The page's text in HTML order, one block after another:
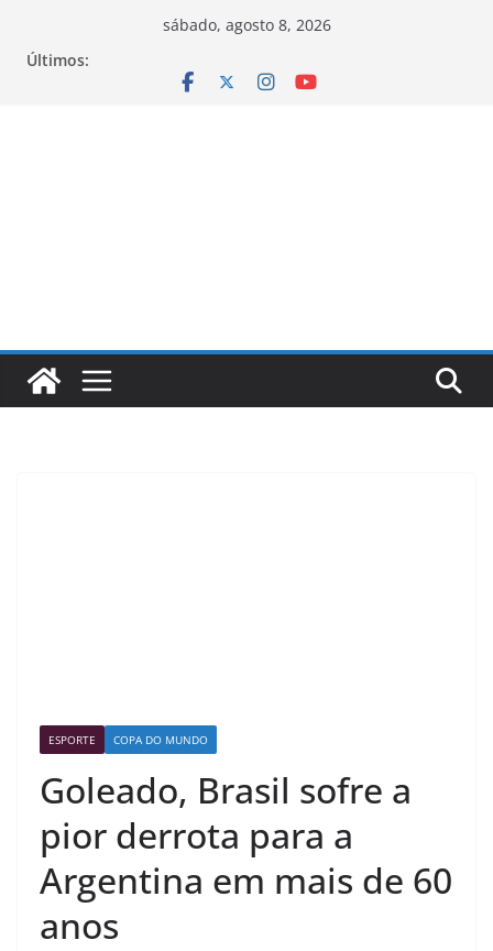
sábado, agosto 8, 2026
Últimos:
ESPORTE COPA DO MUNDO
Goleado, Brasil sofre a
pior derrota para a
Argentina em mais de 60
anos